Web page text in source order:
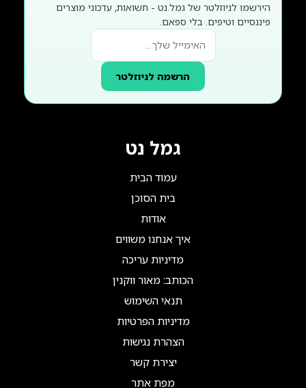
הירשמו לניוזלטר של גמל.נט - תשואות, עדכוני מוצרים
פיננסיים וטיפים. בלי ספאם.
הרשמה לניוזלטר
גמל נט
עמוד הבית
בית הסוכן
אודות
איך אנחנו משווים
מדיניות עריכה
הכותב: מאור ווקנין
תנאי השימוש
מדיניות הפרטיות
הצהרת נגישות
יצירת קשר
מפת אתר